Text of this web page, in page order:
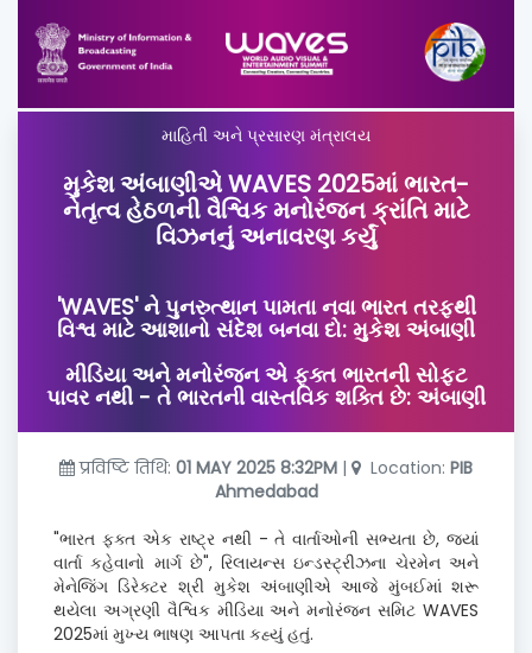
માહિતી અને પ્રસારણ મંત્રાલય
મુકેશ અંબાણીએ WAVES 2025માં ભારત-
નેતૃત્વ હેઠળની વૈશ્વિક મનોરંજન ક્રાંતિ માટે
વિઝનનું અનાવરણ કર્યું
'WAVES' ને પુનરુત્થાન પામતા નવા ભારત તરફથી
વિશ્વ માટે આશાનો સંદેશ બનવા દો: મુકેશ અંબાણી
મીડિયા અને મનોરંજન એ ફક્ત ભારતની સોફ્ટ
પાવર નથી - તે ભારતની વાસ્તવિક શક્તિ છે: અંબાણી
प्रविष्टि तिथि: 01 MAY 2025 8:32PM | Location: PIB
Ahmedabad
"ભારત ફક્ત એક રાષ્ટ્ર નથી - તે વાર્તાઓની સભ્યતા છે,જ્યાં
વાર્તા કહેવાનો માર્ગ છે", રિલાયન્સ ઇન્ડસ્ટ્રીઝના ચેરમેન અને
મેનેજિંગ ડિરેક્ટર શ્રી મુકેશ અંબાણીએ આજે ​​મુંબઈમાં શરૂ
થયેલા અગ્રણી વૈશ્વિક મીડિયા અને મનોરંજન સમિટ WAVES
2025માં મુખ્ય ભાષણ આપતા કહ્યુંહતું.